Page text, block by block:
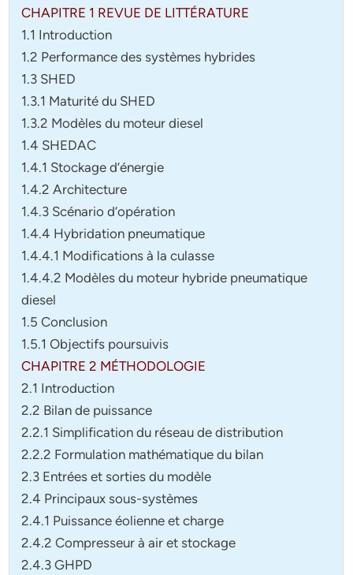
CHAPITRE 1 REVUE DE LITTÉRATURE
1.1 Introduction
1.2 Performance des systèmes hybrides
1.3 SHED
1.3.1 Maturité du SHED
1.3.2 Modèles du moteur diesel
1.4 SHEDAC
1.4.1 Stockage d’énergie
1.4.2 Architecture
1.4.3 Scénario d’opération
1.4.4 Hybridation pneumatique
1.4.4.1 Modifications à la culasse
1.4.4.2 Modèles du moteur hybride pneumatique
diesel
1.5 Conclusion
1.5.1 Objectifs poursuivis
CHAPITRE 2 MÉTHODOLOGIE
2.1 Introduction
2.2 Bilan de puissance
2.2.1 Simplification du réseau de distribution
2.2.2 Formulation mathématique du bilan
2.3 Entrées et sorties du modèle
2.4 Principaux sous-systèmes
2.4.1 Puissance éolienne et charge
2.4.2 Compresseur à air et stockage
2.4.3 GHPD